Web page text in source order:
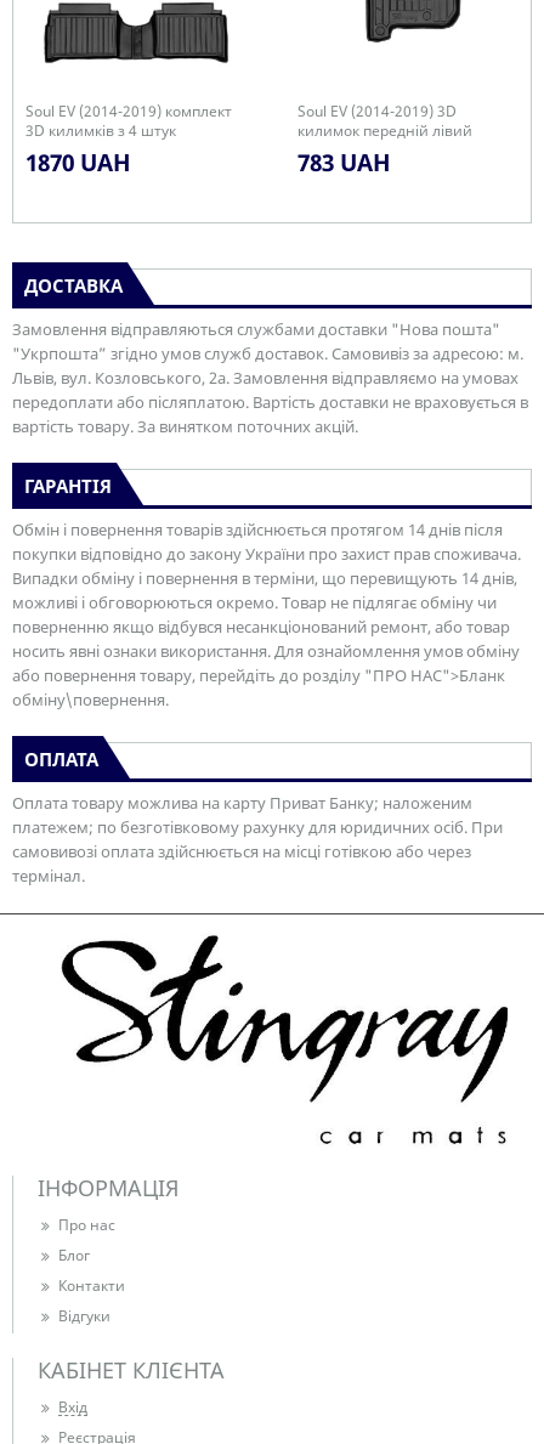
Soul EV (2014-2019) комплект
3D килимків з 4 штук
1870 UAH
Soul EV (2014-2019) 3D
килимок передній лівий
783 UAH
ДОСТАВКА
Замовлення відправляються службами доставки "Нова пошта"
"Укрпошта” згідно умов служб доставок. Самовивіз за адресою: м.
Львів, вул. Козловського, 2а. Замовлення відправляємо на умовах
передоплати або післяплатою. Вартість доставки не враховується в
вартість товару. За винятком поточних акцій.
ГАРАНТІЯ
Обмін і повернення товарів здійснюється протягом 14 днів після
покупки відповідно до закону України про захист прав споживача.
Випадки обміну і повернення в терміни, що перевищують 14 днів,
можливі і обговорюються окремо. Товар не підлягає обміну чи
поверненню якщо відбувся несанкціонований ремонт, або товар
носить явні ознаки використання. Для ознайомлення умов обміну
або повернення товару, перейдіть до розділу "ПРО НАС">Бланк
обміну\повернення.
ОПЛАТА
Оплата товару можлива на карту Приват Банку; наложеним
платежем; по безготівковому рахунку для юридичних осіб. При
самовивозі оплата здійснюється на місці готівкою або через
термінал.
ІНФОРМАЦІЯ
Про нас
Блог
Контакти
Відгуки
КАБІНЕТ КЛІЄНТА
Вхід
Реєстрація